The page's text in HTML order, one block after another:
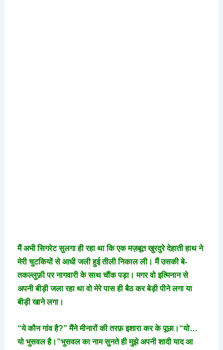
मैं अभी सिगरेट सुलगा ही रहा था कि एक मज़बूत खुरदुरे देहाती हाथ ने
मेरी चुटकियों से आधी जली हुई तीली निकाल ली। मैं उसकी बे-
तकल्लुफ़ी पर नागवारी के साथ चौंक पड़ा। मगर वो इत्मिनान से
अपनी बीड़ी जला रहा था वो मेरे पास ही बैठ कर बेड़ी पीने लगा या
बीड़ी खाने लगा।
“ये कौन गांव है?” मैंने मीनारों की तरफ़ इशारा कर के पूछा।“यो…
यो भुसवल है।”भुसवल का नाम सुनते ही मुझे अपनी शादी याद आ